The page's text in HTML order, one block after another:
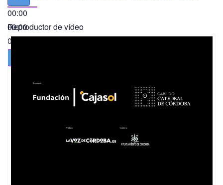
00:00
00:00
01:49
Reproductor de vídeo